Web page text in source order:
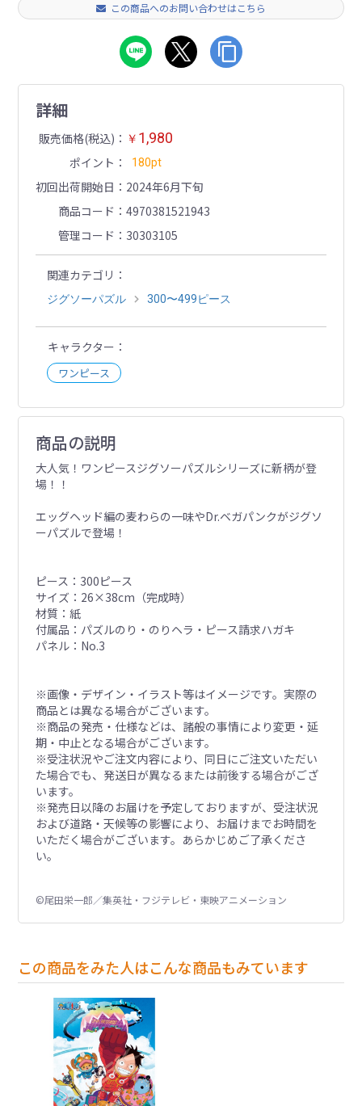
この商品へのお問い合わせはこちら
詳細
販売価格(税込) ￥ 1,980
ポイント 180pt
初回出荷開始日
2024年6月下旬
商品コード
4970381521943
管理コード
30303105
関連カテゴリ
ジグソーパズル 300〜499ピース
キャラクター
ワンピース
商品の説明
大人気！ワンピースジグソーパズルシリーズに新柄が登
場！！
エッグヘッド編の麦わらの一味やDr.ベガパンクがジグソ
ーパズルで登場！
ピース：300ピース
サイズ：26×38cm（完成時）
材質：紙
付属品：パズルのり・のりヘラ・ピース請求ハガキ
パネル：No.3
※画像・デザイン・イラスト等はイメージです。実際の
商品とは異なる場合がございます。
※商品の発売・仕様などは、諸般の事情により変更・延
期・中止となる場合がございます。
※受注状況やご注文内容により、同日にご注文いただい
た場合でも、発送日が異なるまたは前後する場合がござ
います。
※発売日以降のお届けを予定しておりますが、受注状況
および道路・天候等の影響により、お届けまでお時間を
いただく場合がございます。あらかじめご了承くださ
い。
©尾田栄一郎／集英社・フジテレビ・東映アニメーション
この商品をみた人はこんな商品もみています